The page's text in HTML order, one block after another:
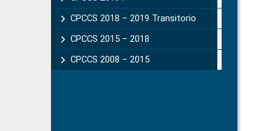
CPCCS 2018 – 2019 Transitorio
CPCCS 2015 – 2018
CPCCS 2008 – 2015